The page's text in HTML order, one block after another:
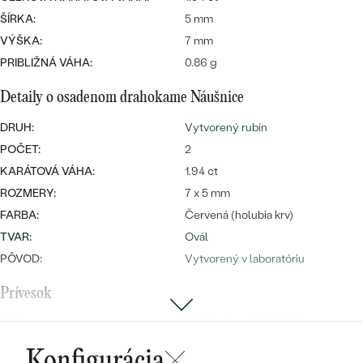
Wave kolekcia
OBJAVIŤ
PODĽA TVARU DRAHOKAMU
NA MIERU
DIAMANTY
náušnice
PREZRIEŤ
Personalizované
OBJAVIŤ
Najpredávanejšie
prstene
PREZRIEŤ
ŠÍRKA:
5 mm
VÝŠKA:
7 mm
PRIBLIŽNÁ VÁHA:
0.86 g
Detaily o osadenom drahokame Náušnice
DRUH:
Vytvorený rubín
POČET:
2
KARÁTOVÁ VÁHA:
1.94 ct
ROZMERY:
7 x 5 mm
FARBA:
Červená (holubia krv)
TVAR:
Ovál
PÔVOD:
Vytvorený v laboratóriu
Prívesok
KOV:
14k žlté zlato 585/1000
DRAHOKAM: